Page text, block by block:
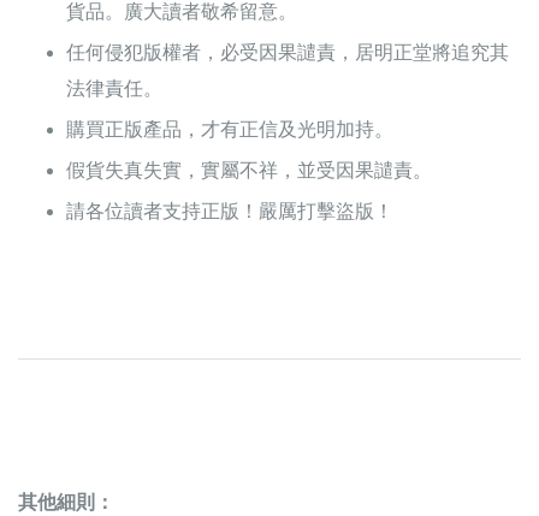
貨品。廣大讀者敬希留意。
任何侵犯版權者，必受因果譴責，居明正堂將追究其
法律責任。
購買正版產品，才有正信及光明加持。
假貨失真失實，實屬不祥，並受因果譴責。
請各位讀者支持正版！嚴厲打擊盜版！
其他細則：